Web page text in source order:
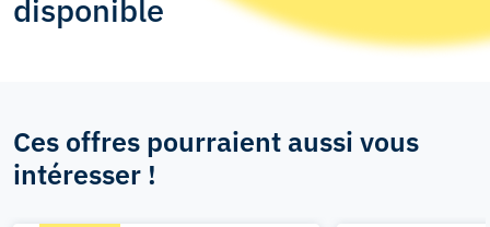
disponible
Ces offres pourraient aussi vous
intéresser !